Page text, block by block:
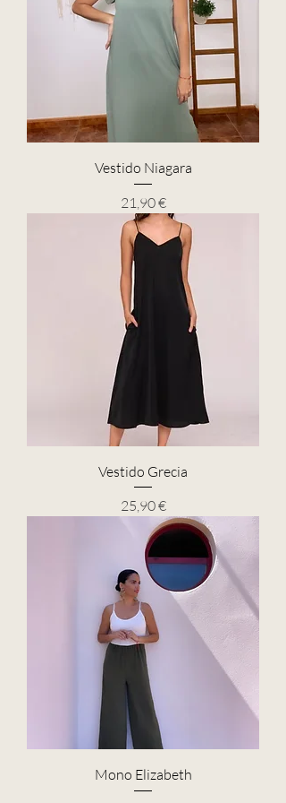
Vestido Niagara
Precio
21,90 €
Vestido Grecia
Precio
25,90 €
Mono Elizabeth